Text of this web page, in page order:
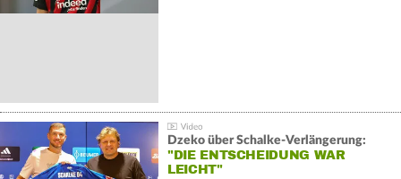
Dzeko über Schalke-Verlängerung:
"DIE ENTSCHEIDUNG WAR
LEICHT"